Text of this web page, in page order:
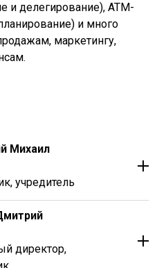
и делегирование), АТМ-
и много
маркетингу,
Михаил
учредитель
проблем, есть только
мы успешно решаем!
директор,